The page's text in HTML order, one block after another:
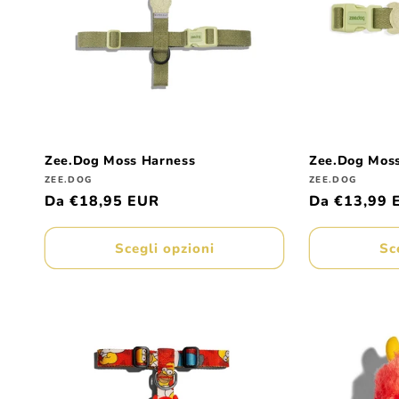
n
e
:
Zee.Dog Moss Harness
Produttore:
ZEE.DOG
Prezzo
di
Da €18,95 EUR
Scegli opzioni
Zee.Dog
Produttore:
ZEE.DOG
Prezzo
di
Da €13,99